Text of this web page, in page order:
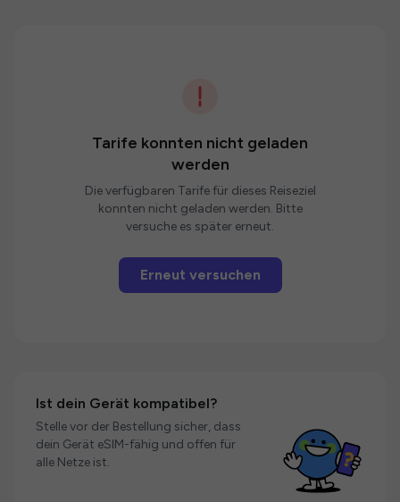
Tarife konnten nicht geladen
werden
Die verfügbaren Tarife für dieses Reiseziel
konnten nicht geladen werden. Bitte
versuche es später erneut.
Erneut versuchen
Ist dein Gerät kompatibel?
Stelle vor der Bestellung sicher, dass
dein Gerät eSIM-fähig und offen für
alle Netze ist.